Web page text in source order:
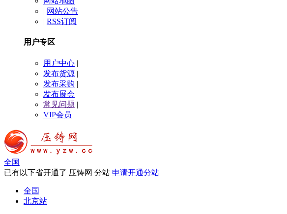
| 网站公告
| RSS订阅
用户专区
用户中心 |
发布货源 |
发布采购 |
发布展会
常见问题 |
VIP会员
全国
已有以下省开通了 压铸网 分站 申请开通分站
全国
北京站